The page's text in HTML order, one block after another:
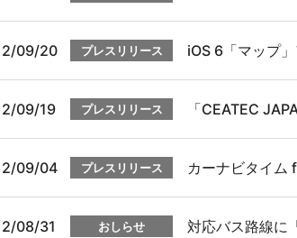
09/20 プレスリリース iOS 6「マップ
09/19 プレスリリース 「CEATEC
09/04 プレスリリース カーナビタイ
08/31 おしらせ
対応バス路線に